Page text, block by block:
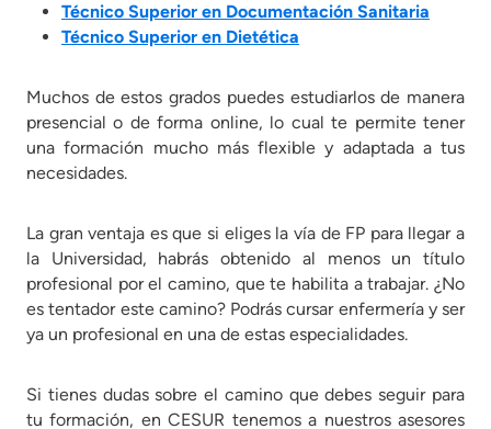
Técnico Superior en Documentación Sanitaria
Técnico Superior en Dietética
Muchos de estos grados puedes estudiarlos de manera
presencial o de forma online, lo cual te permite tener
una formación mucho más flexible y adaptada a tus
necesidades.
La gran ventaja es que si eliges la vía de FP para llegar a
la Universidad, habrás obtenido al menos un título
profesional por el camino, que te habilita a trabajar. ¿No
es tentador este camino? Podrás cursar enfermería y ser
ya un profesional en una de estas especialidades.
Si tienes dudas sobre el camino que debes seguir para
tu formación, en CESUR tenemos a nuestros asesores